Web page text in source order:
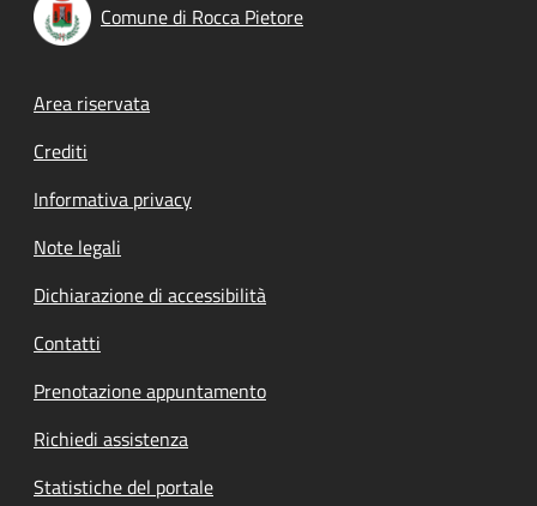
Comune di Rocca Pietore
Footer menu
Area riservata
Crediti
Informativa privacy
Note legali
Dichiarazione di accessibilità
Contatti
Prenotazione appuntamento
Richiedi assistenza
Statistiche del portale